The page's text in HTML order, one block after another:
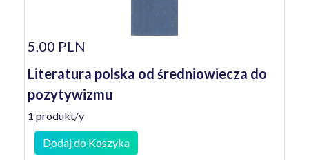
5,00 PLN
Literatura polska od średniowiecza do
pozytywizmu
1 produkt/y
Dodaj do Koszyka